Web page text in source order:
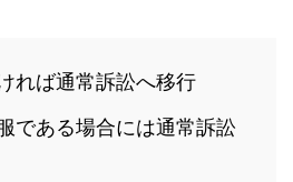
れば通常訴訟へ移行
である場合には通常訴訟